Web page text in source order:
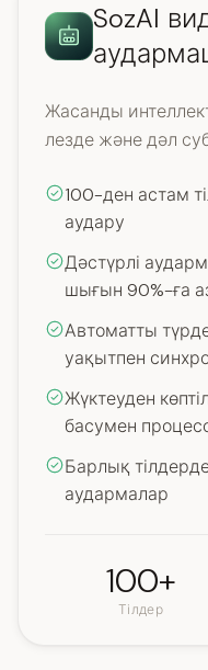
SozAI
Жасанды
лезде және дәл
100-ден астам
аудару
Дәстүрлі
шығын 90%-ға
Автоматты
уақытпен
Жүктеуден
басумен
Барлық
аудармалар
100+
Тілдер